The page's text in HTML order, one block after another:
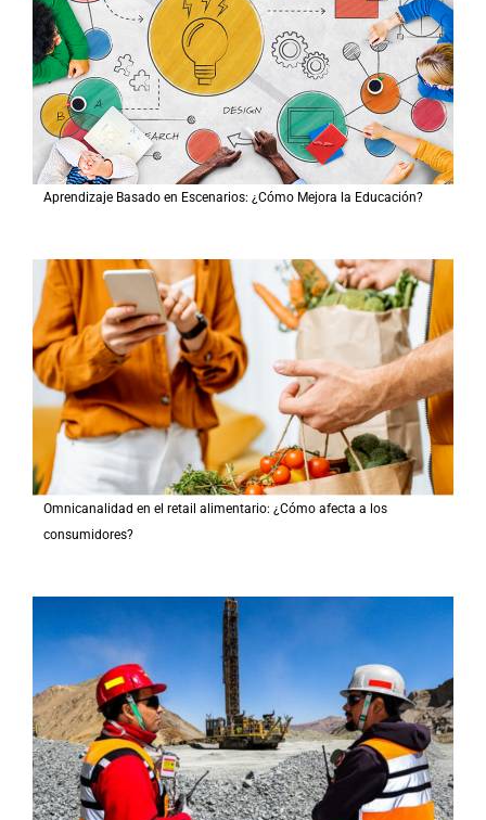
Aprendizaje Basado en Escenarios: ¿Cómo Mejora la Educación?
Omnicanalidad en el retail alimentario: ¿Cómo afecta a los
consumidores?